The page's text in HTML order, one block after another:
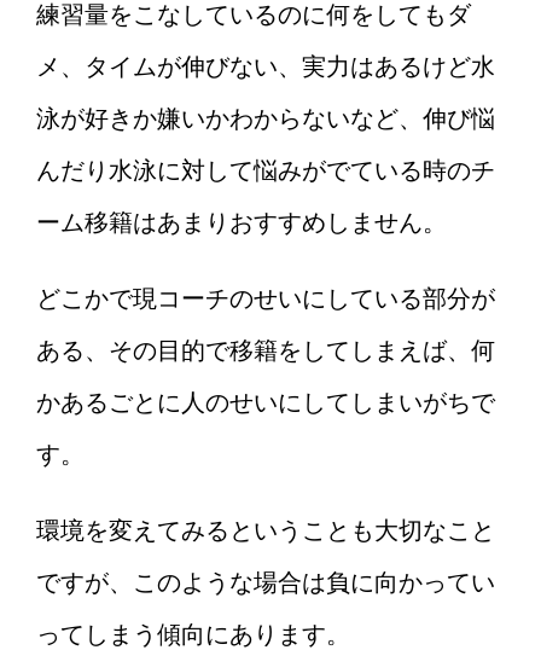
練習量をこなしているのに何をしてもダ
メ、タイムが伸びない、実力はあるけど水
泳が好きか嫌いかわからないなど、伸び悩
んだり水泳に対して悩みがでている時のチ
ーム移籍はあまりおすすめしません。
どこかで現コーチのせいにしている部分が
ある、その目的で移籍をしてしまえば、何
かあるごとに人のせいにしてしまいがちで
す。
環境を変えてみるということも大切なこと
ですが、このような場合は負に向かってい
ってしまう傾向にあります。